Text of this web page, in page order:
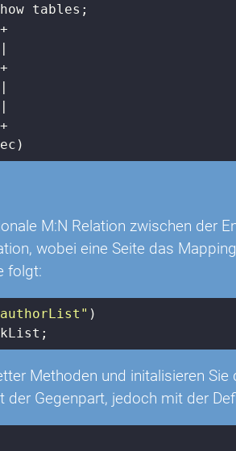
tables;
M:N Relation zwischen der
wobei eine Seite das
folgt:
Methoden und initalisieren
der Gegenpart, jedoch mit der